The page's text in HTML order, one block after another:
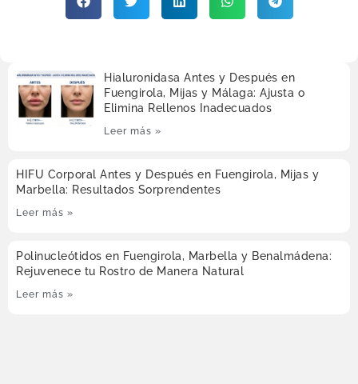
Hialuronidasa Antes y Después en
Fuengirola, Mijas y Málaga: Ajusta o
Elimina Rellenos Inadecuados
Leer más »
HIFU Corporal Antes y Después en Fuengirola, Mijas y
Marbella: Resultados Sorprendentes
Leer más »
Polinucleótidos en Fuengirola, Marbella y Benalmádena:
Rejuvenece tu Rostro de Manera Natural
Leer más »